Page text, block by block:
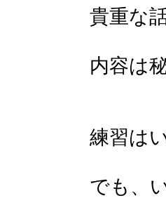
貴重な
内容は
練習は
でも、